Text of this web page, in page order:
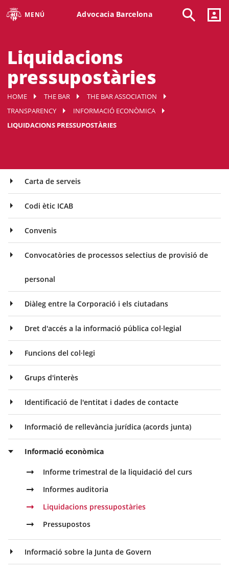
MENÚ Advocacia Barcelona
Liquidacions
pressupostàries
HOME THE BAR
THE BAR ASSOCIATION
TRANSPARENCY
INFORMACIÓ ECONÒMICA
LIQUIDACIONS PRESSUPOSTÀRIES
Carta de serveis
Codi ètic ICAB
Convenis
Convocatòries de processos selectius de provisió de
personal
Diàleg entre la Corporació i els ciutadans
Dret d'accés a la informació pública col·legial
Funcions del col·legi
Grups d'interès
Identificació de l'entitat i dades de contacte
Informació de rellevància jurídica (acords junta)
Informació econòmica
Informe trimestral de la liquidació del curs
Informes auditoria
Liquidacions pressupostàries
Pressupostos
Informació sobre la Junta de Govern